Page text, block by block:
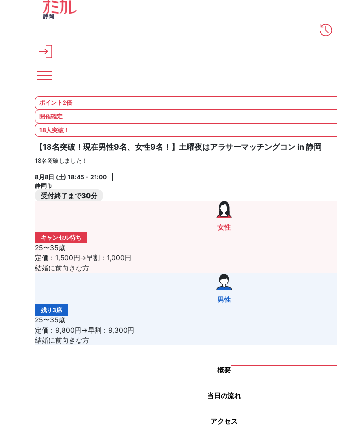
メインコンテンツへスキップ
静岡
ポイント2倍
開催確定
18人突破！
【18名突破！現在男性9名、女性9名！】土曜夜はアラサーマッチングコン in 静岡
18名突破しました！
8月8日 (土) 18:45 - 21:00
静岡市
受付終了まで30分
女性
キャンセル待ち
25〜35歳
定価：1,500円→早割：1,000円
結婚に前向きな方
男性
残り3席
25〜35歳
定価：9,800円→早割：9,300円
結婚に前向きな方
概要
当日の流れ
アクセス